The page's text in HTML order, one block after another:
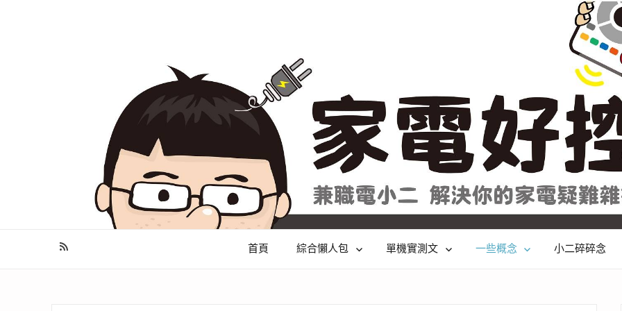
幫你做好功課，看了就知怎麼找出適合自己的家電
首頁 綜合懶人包 單機實測文 一些概念 小二碎碎念